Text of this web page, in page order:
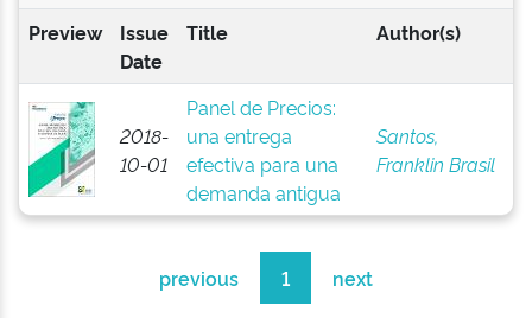
Preview
Issue
Date
Title Author(s)
2018-
10-01
Panel de Precios:
una entrega
efectiva para una
demanda antigua
Santos,
Franklin Brasil
previous 1 next